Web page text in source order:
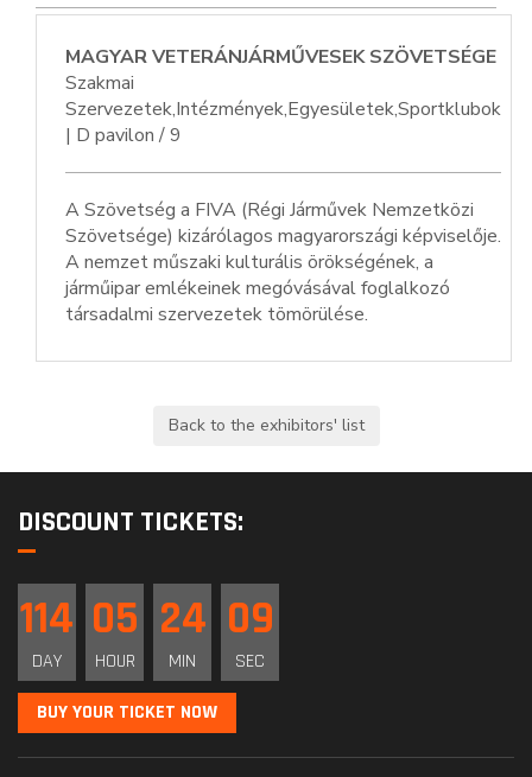
MAGYAR VETERÁNJÁRMŰVESEK SZÖVETSÉGE
Szakmai
Szervezetek,Intézmények,Egyesületek,Sportklubok
| D pavilon / 9
A Szövetség a FIVA (Régi Járművek Nemzetközi
Szövetsége) kizárólagos magyarországi képviselője.
A nemzet műszaki kulturális örökségének, a
járműipar emlékeinek megóvásával foglalkozó
társadalmi szervezetek tömörülése.
DISCOUNT TICKETS:
114
DAY
05
HOUR
24
MIN
09
SEC
BUY YOUR TICKET NOW